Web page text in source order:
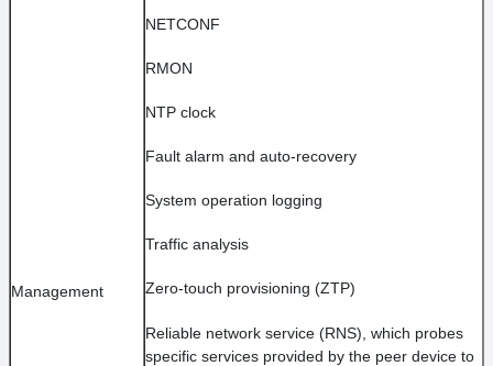
Management
NETCONF
RMON
NTP clock
Fault alarm and auto-recovery
System operation logging
Traffic analysis
Zero-touch provisioning (ZTP)
Reliable network service (RNS), which probes
specific services provided by the peer device to